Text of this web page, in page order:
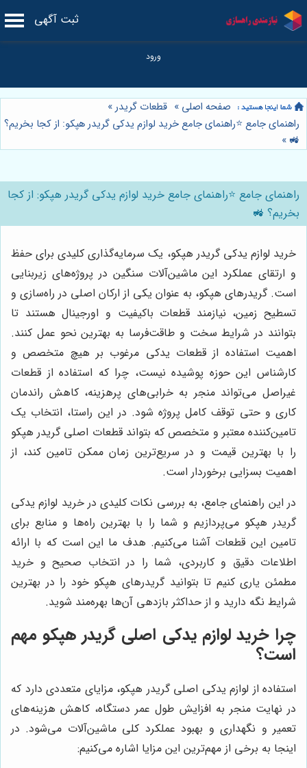
ثبت آگهی
صفحه اصلی » قطعات گریدر»
راهنمای جامع ⭐️راهنمای جامع خرید لوازم یدکی گریدر هپکو: از کجا بخریم؟
🚜
»
راهنمای جامع ⭐️راهنمای جامع خرید لوازم یدکی گریدر هپکو: از کجا
بخریم؟ 🚜
خرید لوازم یدکی گریدر هپکو، یک سرمایه‌گذاری کلیدی برای حفظ
و ارتقای عملکرد این ماشین‌آلات سنگین در پروژه‌های زیربنایی
است. گریدرهای هپکو، به عنوان یکی از ارکان اصلی در راه‌سازی و
تسطیح زمین، نیازمند قطعات باکیفیت و اورجینال هستند تا
بتوانند در شرایط سخت و طاقت‌فرسا به بهترین نحو عمل کنند.
اهمیت استفاده از قطعات یدکی مرغوب بر هیچ متخصص و
کارشناس این حوزه پوشیده نیست، چرا که استفاده از قطعات
غیراصل می‌تواند منجر به خرابی‌های پرهزینه، کاهش راندمان
کاری و حتی توقف کامل پروژه شود. در این راستا، انتخاب یک
تامین‌کننده معتبر و متخصص که بتواند قطعات اصلی گریدر هپکو
را با بهترین قیمت و در سریع‌ترین زمان ممکن تامین کند، از
اهمیت بسزایی برخوردار است.
در این راهنمای جامع، به بررسی نکات کلیدی در خرید لوازم یدکی
گریدر هپکو می‌پردازیم و شما را با بهترین راه‌ها و منابع برای
تامین این قطعات آشنا می‌کنیم. هدف ما این است که با ارائه
اطلاعات دقیق و کاربردی، شما را در انتخاب صحیح و خرید
مطمئن یاری کنیم تا بتوانید گریدرهای هپکو خود را در بهترین
شرایط نگه دارید و از حداکثر بازدهی آن‌ها بهره‌مند شوید.
چرا خرید لوازم یدکی اصلی گریدر هپکو مهم
است؟
استفاده از لوازم یدکی اصلی گریدر هپکو، مزایای متعددی دارد که
در نهایت منجر به افزایش طول عمر دستگاه، کاهش هزینه‌های
تعمیر و نگهداری و بهبود عملکرد کلی ماشین‌آلات می‌شود. در
اینجا به برخی از مهم‌ترین این مزایا اشاره می‌کنیم: